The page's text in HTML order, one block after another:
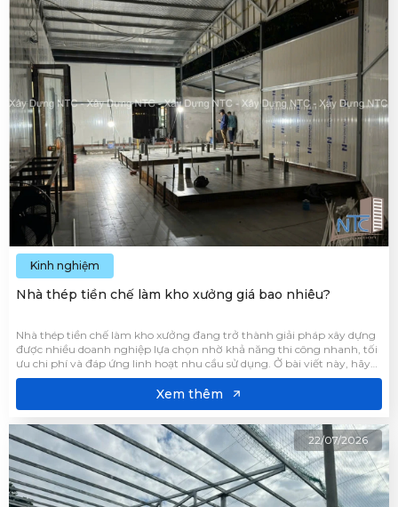
Kinh nghiệm
Nhà thép tiền chế làm kho xưởng giá bao nhiêu?
Nhà thép tiền chế làm kho xưởng đang trở thành giải pháp xây dựng
được nhiều doanh nghiệp lựa chọn nhờ khả năng thi công nhanh, tối
ưu chi phí và đáp ứng linh hoạt nhu cầu sử dụng. Ở bài viết này, hãy
cùng Xây Dựng NTC tìm hiểu chi tiết về mức giá xây dựng của loại
Xem thêm
22/07/2026